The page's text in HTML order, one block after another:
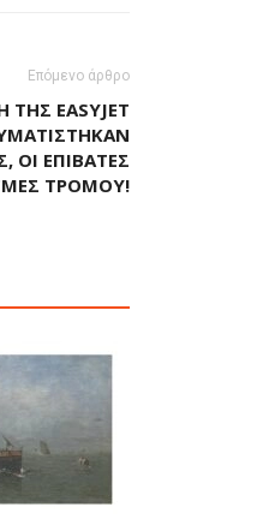
Επόμενο άρθρο
EASYJET
ΕΠΙΒΆΤΕΣ
ΤΡΌΜΟΥ!